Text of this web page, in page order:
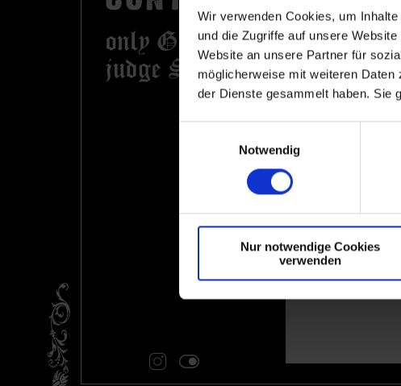
Wir verwenden Cookies, um
und die Zugriffe auf unsere
Website an unsere Partner für
möglicherweise mit weiteren
der Dienste gesammelt haben. Sie
Notwendig
Nur notwendige Cookies
verwenden